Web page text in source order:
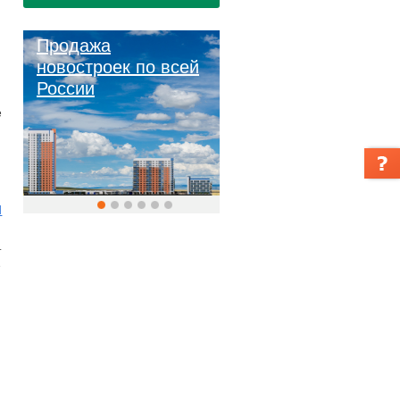
Продажа
новостроек по всей
России